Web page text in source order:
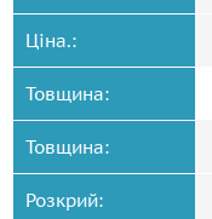
Ціна.:
Товщина:
Товщина:
Розкрий: